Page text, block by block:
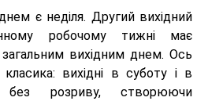
є неділя. Другий вихідний
робочому тижні має
вихідним днем. Ось
вихідні в суботу і в
без розриву, створюючи